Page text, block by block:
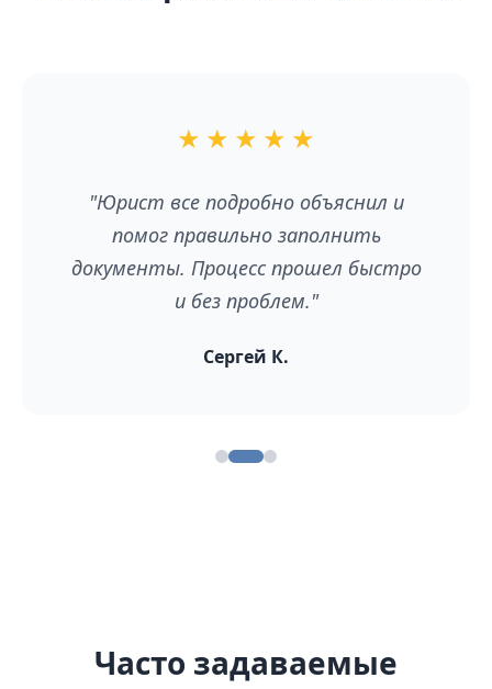
★ ★ ★ ★ ★
"Юрист все подробно объяснил и
помог правильно заполнить
документы. Процесс прошел быстро
и без проблем."
Сергей К.
Часто задаваемые